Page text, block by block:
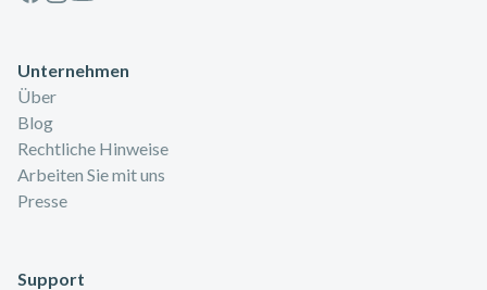
Unternehmen
Über
Blog
Rechtliche Hinweise
Arbeiten Sie mit uns
Presse
Support